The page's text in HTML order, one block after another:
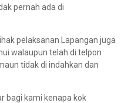
pernah ada di
pelaksanan Lapangan juga
walaupun telah di telpon
tidak di indahkan dan
bagi kami kenapa kok